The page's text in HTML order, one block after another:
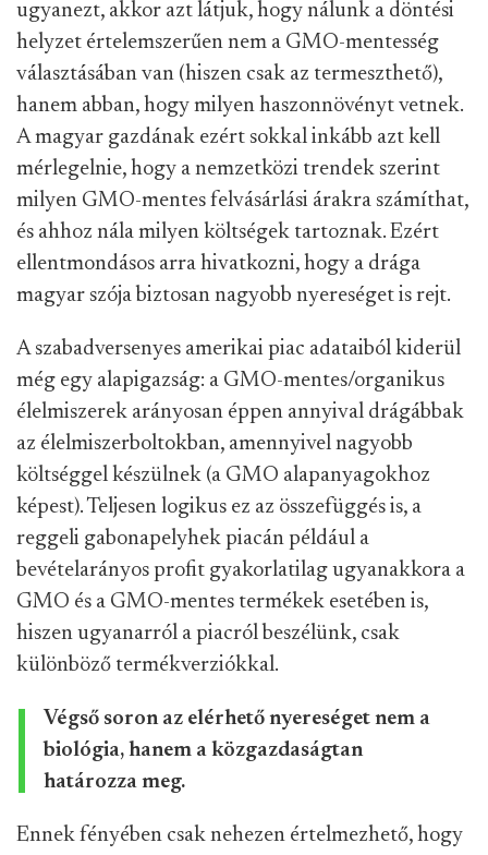
ugyanezt, akkor azt látjuk, hogy nálunk a döntési
helyzet értelemszerűen nem a GMO-mentesség
választásában van (hiszen csak az termeszthető),
hanem abban, hogy milyen haszonnövényt vetnek.
A magyar gazdának ezért sokkal inkább azt kell
mérlegelnie, hogy a nemzetközi trendek szerint
milyen GMO-mentes felvásárlási árakra számíthat,
és ahhoz nála milyen költségek tartoznak. Ezért
ellentmondásos arra hivatkozni, hogy a drága
magyar szója biztosan nagyobb nyereséget is rejt.
A szabadversenyes amerikai piac adataiból kiderül
még egy alapigazság: a GMO-mentes/organikus
élelmiszerek arányosan éppen annyival drágábbak
az élelmiszerboltokban, amennyivel nagyobb
költséggel készülnek (a GMO alapanyagokhoz
képest). Teljesen logikus ez az összefüggés is, a
reggeli gabonapelyhek piacán például a
bevételarányos profit gyakorlatilag ugyanakkora a
GMO és a GMO-mentes termékek esetében is,
hiszen ugyanarról a piacról beszélünk, csak
különböző termékverziókkal.
Végső soron az elérhető nyereséget nem a
biológia, hanem a közgazdaságtan
határozza meg.
Ennek fényében csak nehezen értelmezhető, hogy